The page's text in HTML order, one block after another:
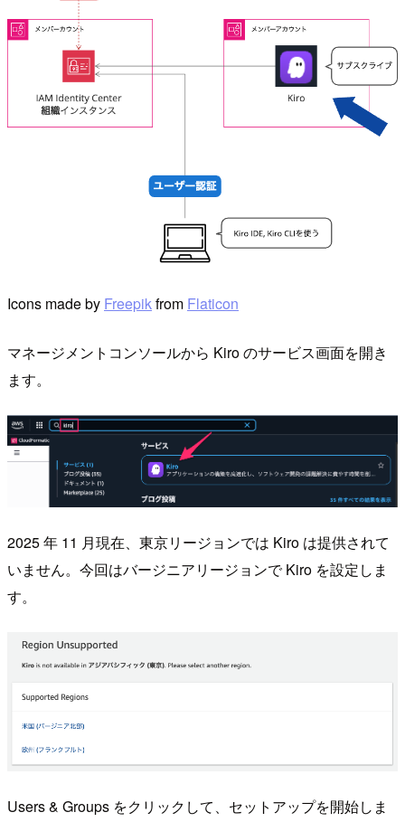
Icons made by Freepikfrom Flaticon
マネージメントコンソールから Kiro のサービス画面を開き
ます。
2025 年 11 月現在、東京リージョンでは Kiro は提供されて
いません。今回はバージニアリージョンで Kiro を設定しま
す。
Users & Groups をクリックして、セットアップを開始しま